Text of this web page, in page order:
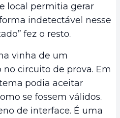
local permitia gerar
indetectável nesse
fez o resto.
vinha de um
circuito de prova. Em
podia aceitar
se fossem válidos.
de interface. É uma